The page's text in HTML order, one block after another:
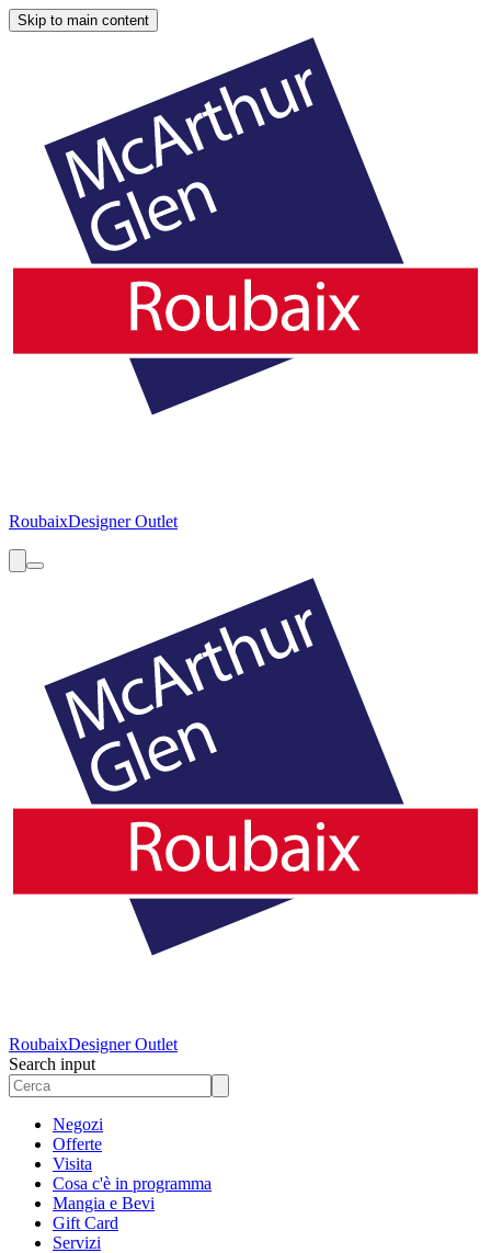
Skip to main content
RoubaixDesigner Outlet
RoubaixDesigner Outlet
Search input
Negozi
Offerte
Visita
Cosa c'è in programma
Mangia e Bevi
Gift Card
Servizi